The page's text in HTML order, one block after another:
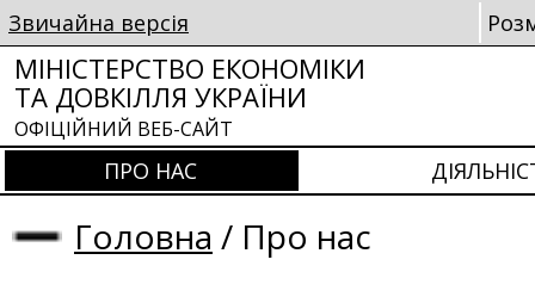
Звичайна версія
МІНІСТЕРСТВО ЕКОНОМІКИ
ТА ДОВКІЛЛЯ УКРАЇНИ
ОФІЦІЙНИЙ ВЕБ-САЙТ
ПРО НАС
Головна / Про нас